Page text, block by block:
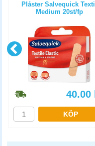
Plåster Salvequick Textil
Medium 20st/fp
40.00
KÖP